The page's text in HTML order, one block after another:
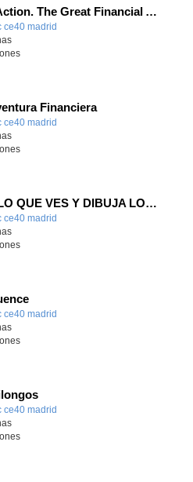
Savers in Action. The Great Financial Adventure.
ce40 madrid
Financiera
ce40 madrid
ESCRIBE LO QUE VES Y DIBUJA LO QUE LEES
ce40 madrid
ce40 madrid
ce40 madrid